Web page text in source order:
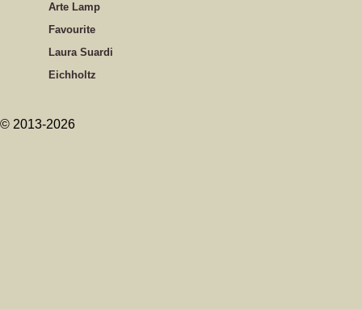
Arte Lamp
Favourite
Laura Suardi
Eichholtz
© 2013-2026